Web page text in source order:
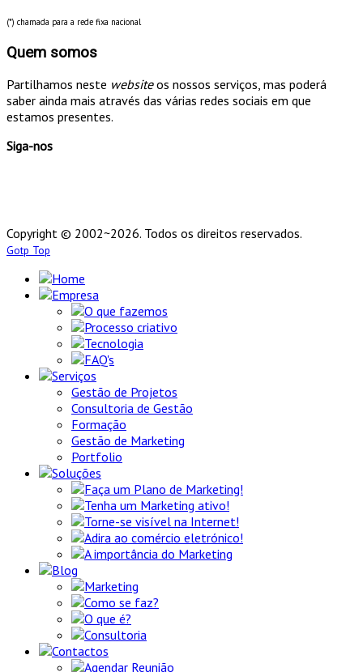
(*) chamada para a rede fixa nacional
Quem somos
Partilhamos neste websiteos nossos serviços, mas poderá
saber ainda mais através das várias redes sociais em que
estamos presentes.
Siga-nos
Copyright © 2002~2026. Todos os direitos reservados.
Gotp Top
Home
Empresa
O que fazemos
Processo criativo
Tecnologia
FAQ's
Serviços
Gestão de Projetos
Consultoria de Gestão
Formação
Gestão de Marketing
Portfolio
Soluções
Faça um Plano de Marketing!
Tenha um Marketing ativo!
Torne-se visível na Internet!
Adira ao comércio eletrónico!
A importância do Marketing
Blog
Marketing
Como se faz?
O que é?
Consultoria
Contactos
Agendar Reunião